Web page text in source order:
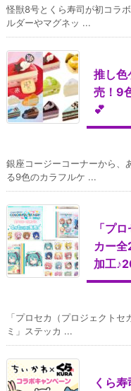
怪獣8号とくら寿司が初コラ
ルダーやマグネッ ...
推し色
売！9
💕
銀座コージーコーナーから、
る9色のカラフルケ ...
「プ
カー
加工
「プロセカ（プロジェクト
ミ」ステッカ ...
くら